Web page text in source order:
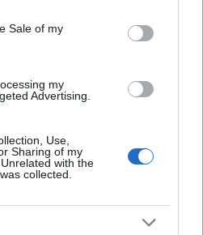
purposes in below Google
Sale of my
my
Advertising.
Use,
Sharing of my
with the
collected.